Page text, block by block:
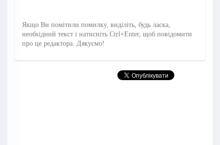
Якщо Ви помітили помилку, виділіть, будь ласка,
необхідний текст і натисніть Ctrl+Enter, щоб повідомити
про це редактора. Дякуємо!